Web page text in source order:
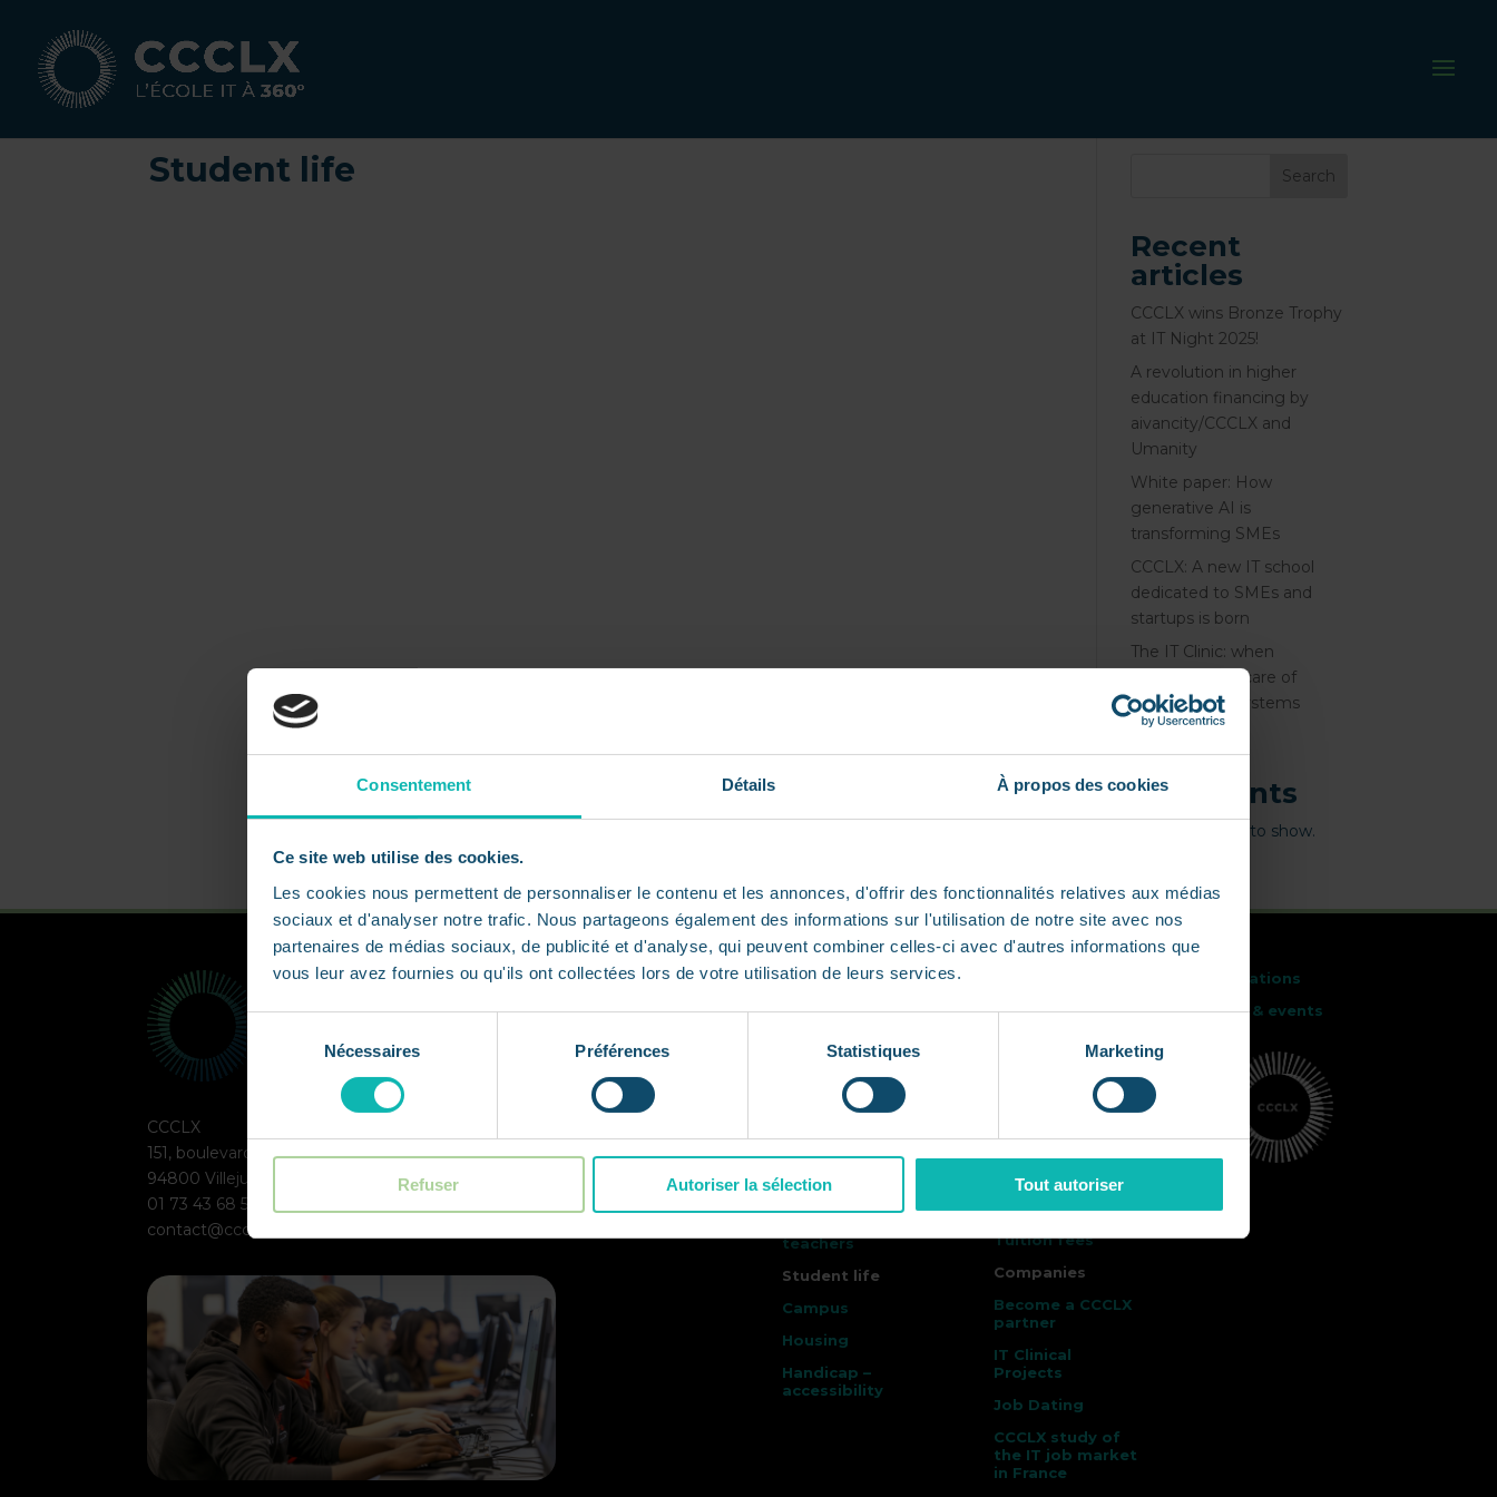
Consentement Détails À propos des cookies
Ce site web utilise des cookies.
Les cookies nous permettent de personnaliser le contenu et les annonces, d'offrir des fonctionnalités relatives aux médias
sociaux et d'analyser notre trafic. Nous partageons également des informations sur l'utilisation de notre site avec nos
partenaires de médias sociaux, de publicité et d'analyse, qui peuvent combiner celles-ci avec d'autres informations que
vous leur avez fournies ou qu'ils ont collectées lors de votre utilisation de leurs services.
consentement
Nécessaires Préférences Statistiques Marketing
Refuser Autoriser la sélection Tout autoriser
Student life Search
Recent
articles
CCCLX wins Bronze Trophy
at IT Night 2025!
A revolution in higher
education financing by
aivancity/CCCLX and
Umanity
White paper: How
generative AI is
transforming SMEs
CCCLX: A new IT school
dedicated to SMEs and
startups is born
The IT Clinic: when
students take care of
SMEs’ digital systems
Recent
comments
No comments to show.
CCCLX
151, boulevard Maxime Gorki
94800 Villejuif
01 73 43 68 55
contact@ccclx.school
The school
Why CCCLX (360)
Raison d’être –
Mission-driven
company
Inclusivity &
Governance
our supporters
teachers
Student life
Campus
Housing
Handicap –
accessibility
The 12 360° skills
Job
opportunities
Admissions
Tuition fees
Companies
Become a CCCLX
partner
IT Clinical
Projects
Job Dating
CCCLX study of
the IT job market
in France
Innovations
News & events